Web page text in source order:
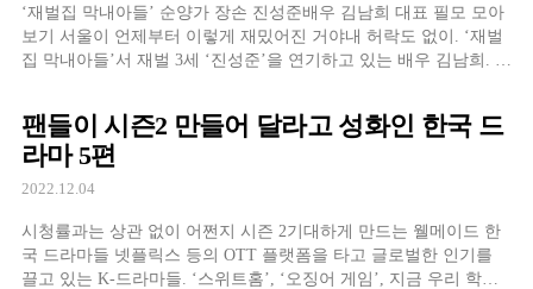
‘재벌집 막내아들’ 순양가 장손 진성준배우 김남희 대표 필모 모아
보기 서울이 언제부터 이렇게 재밌어진 거야내 허락도 없이. ‘재벌
집 막내아들’서 재벌 3세 ‘진성준’을 연기하고 있는 배우 김남희. 중
팬들이 시즌2 만들어 달라고 성화인 한국 드
라마 5편
2022.12.04
시청률과는 상관 없이 어쩐지 시즌 2기대하게 만드는 웰메이드 한
국 드라마들 넷플릭스 등의 OTT 플랫폼을 타고 글로벌한 인기를
끌고 있는 K-드라마들. ‘스위트홈’, ‘오징어 게임’, 지금 우리 학교